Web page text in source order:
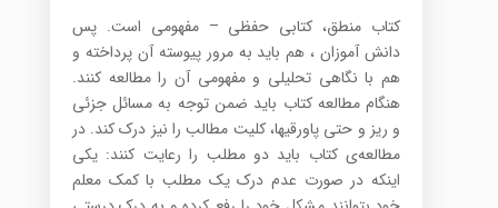
کتاب منطق، کتابی حفظی – مفهومی است. پس
دانش آموزان ، هم باید به مرور پیوسته آن پرداخته و
هم با نگاهی تحلیلی و مفهومی آن را مطالعه کنند.
هنگام مطالعه کتاب باید ضمن توجه به مسائل جزئی
و ریز و حتی پاورقی­ها، کلیت مطالب را نیز درک کند. در
مطالعه‌ی کتاب باید دو مطلب را رعایت کنند: یکی
اینکه در صورت عدم درک یک مطلب با کمک معلم